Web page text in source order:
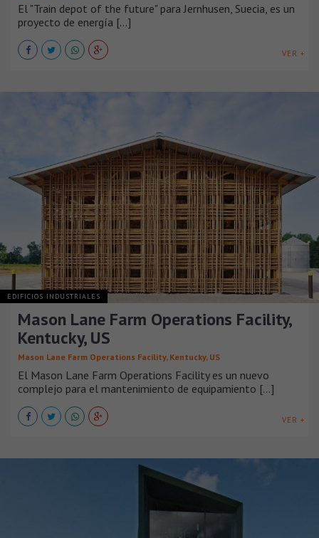
El "Train depot of the future" para Jernhusen, Suecia, es un
proyecto de energía [...]
VER +
EDIFICIOS INDUSTRIALES
Mason Lane Farm Operations Facility,
Kentucky, US
Mason Lane Farm Operations Facility, Kentucky, US
El Mason Lane Farm Operations Facility es un nuevo
complejo para el mantenimiento de equipamiento [...]
VER +